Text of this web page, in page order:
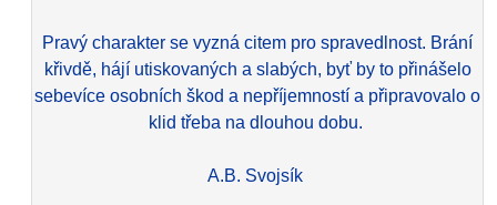
Pravý charakter se vyzná citem pro spravedlnost. Brání
křivdě, hájí utiskovaných a slabých, byť by to přinášelo
sebevíce osobních škod a nepříjemností a připravovalo o
klid třeba na dlouhou dobu.
A.B. Svojsík